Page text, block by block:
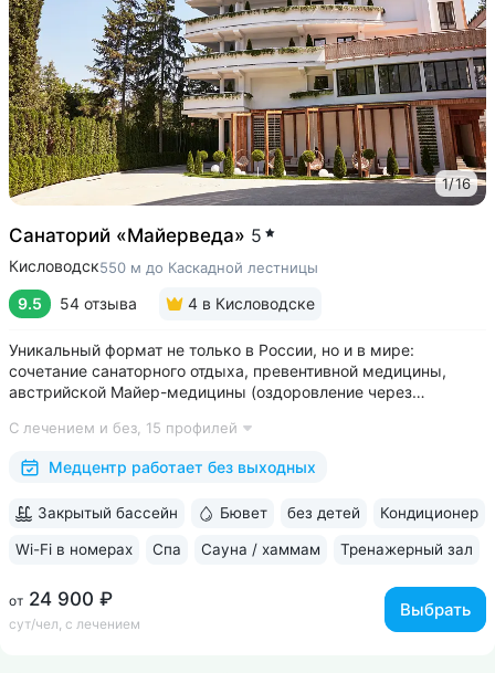
1/16
Санаторий «Майерведа» 5
Кисловодск550 м до Каскадной лестницы
9.5 54 отзыва 4 в Кисловодске
Уникальный формат не только в России, но и в мире:
сочетание санаторного отдыха, превентивной медицины,
австрийской Майер-медицины (оздоровление через
Победитель международной премии The World Luxury Awards.
Премия «Вояж» за лучший велнес-проект...
С лечением и без, 15 профилей
Медцентр работает без выходных
от 24 900 ₽
сут/чел, с лечением
Выбрать
Закрытый бассейн Бювет без детей Кондиционер
Wi-Fi в номерах Спа Сауна / хаммам Тренажерный зал